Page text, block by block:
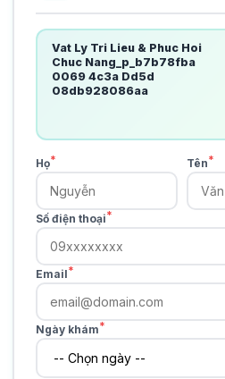
Vat Ly Tri Lieu & Phuc Hoi
Chuc Nang_p_b7b78fba
0069 4c3a Dd5d
08db928086aa
Họ* Tên*
Số điện thoại*
Email*
Ngày khám*